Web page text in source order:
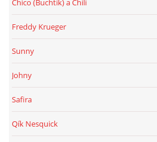
Chico (Buchtík) a Chili
Freddy Krueger
Sunny
Johny
Safira
Qík Nesquick